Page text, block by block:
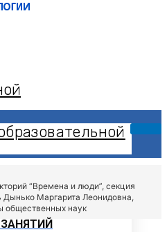
“Времена и люди”, секция
Дынько Маргарита Леонидовна,
общественных наук